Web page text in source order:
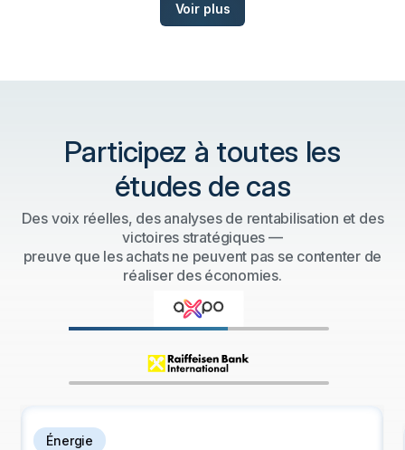
Voir plus
Participez à toutes les
études de cas
Des voix réelles, des analyses de rentabilisation et des
victoires stratégiques —
preuve que les achats ne peuvent pas se contenter de
réaliser des économies.
Énergie